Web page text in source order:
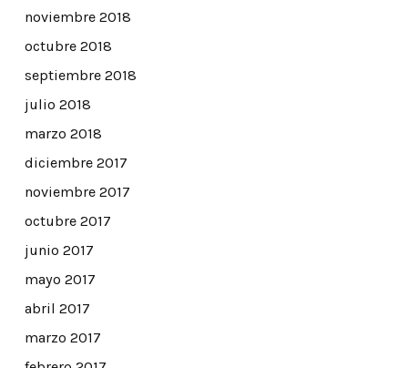
noviembre 2018
octubre 2018
septiembre 2018
julio 2018
marzo 2018
diciembre 2017
noviembre 2017
octubre 2017
junio 2017
mayo 2017
abril 2017
marzo 2017